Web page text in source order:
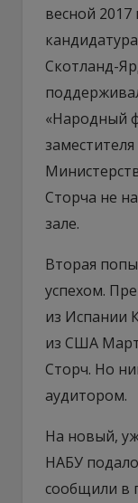
весной 2017
Скотланд-
«Народный
Сторча не
зале.
Вторая
успехом.
из Испании
из США
Сторч. Но
аудитором.
На новый,
НАБУ
сообщили в